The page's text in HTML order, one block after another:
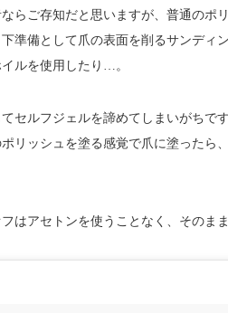
らご存知だと思いますが、普通のポ
準備として爪の表面を削るサンディ
ルを使用したり…。
セルフジェルを諦めてしまいがちで
リッシュを塗る感覚で爪に塗ったら
はアセトンを使うことなく、そのま